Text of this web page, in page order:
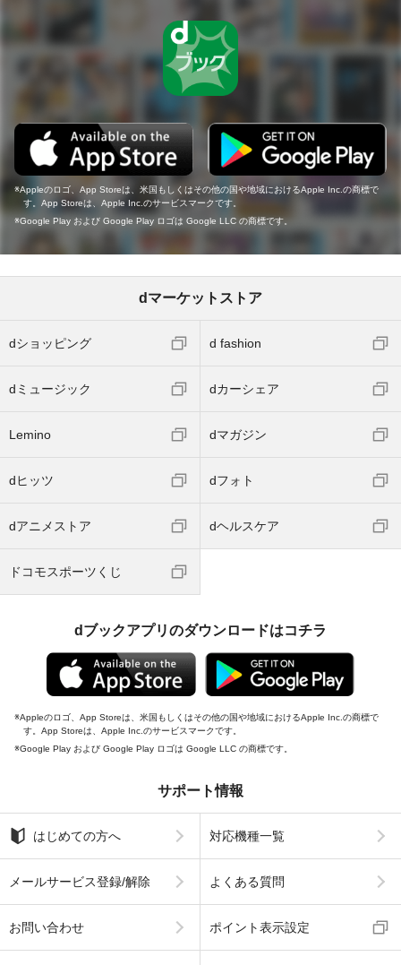
Appleのロゴ、App Storeは、米国もしくはその他の国や地域におけるApple Inc.の商標で
す。App Storeは、Apple Inc.のサービスマークです。
Google Play および Google Play ロゴは Google LLC の商標です。
dマーケットストア
dショッピング d fashion
dミュージック dカーシェア
Lemino dマガジン
dヒッツ dフォト
dアニメストア dヘルスケア
ドコモスポーツくじ
dブックアプリのダウンロードはコチラ
Appleのロゴ、App Storeは、米国もしくはその他の国や地域におけるApple Inc.の商標で
す。App Storeは、Apple Inc.のサービスマークです。
Google Play および Google Play ロゴは Google LLC の商標です。
サポート情報
はじめての方へ 対応機種一覧
メールサービス登録/解除 よくある質問
お問い合わせ ポイント表示設定